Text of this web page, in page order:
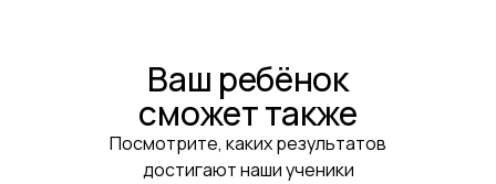
Ваш ребёнок
сможет также
Посмотрите, каких результатов
достигают наши ученики